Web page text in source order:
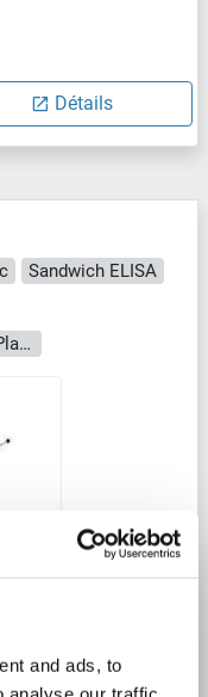
and ads, to
Détails
Sandwich ELISA
Cell Culture Supernatant, Cell Lysate, Plasma, Serum, Tissue Homogenate